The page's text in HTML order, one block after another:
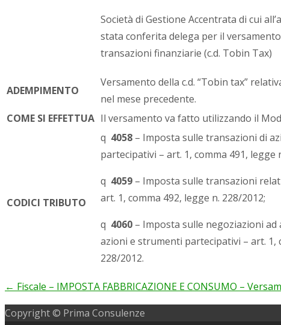
Società di Gestione Accentrata di cui
stata conferita delega per il
transazioni finanziarie (c.d. Tobin Tax)
ADEMPIMENTO
Versamento della c.d. “Tobin tax”
nel mese precedente.
COME SI EFFETTUA Il versamento va fatto utilizzando il
CODICI TRIBUTO
q 4058 – Imposta sulle transazioni di
partecipativi – art. 1, comma 491, legge
q 4059 – Imposta sulle transazioni
art. 1, comma 492, legge n. 228/2012;
q 4060 – Imposta sulle negoziazioni
azioni e strumenti partecipativi – art. 1,
228/2012.
Post
navigation
← Fiscale – IMPOSTA FABBRICAZIONE E CONSUMO –
Copyright © Prima Consulenze